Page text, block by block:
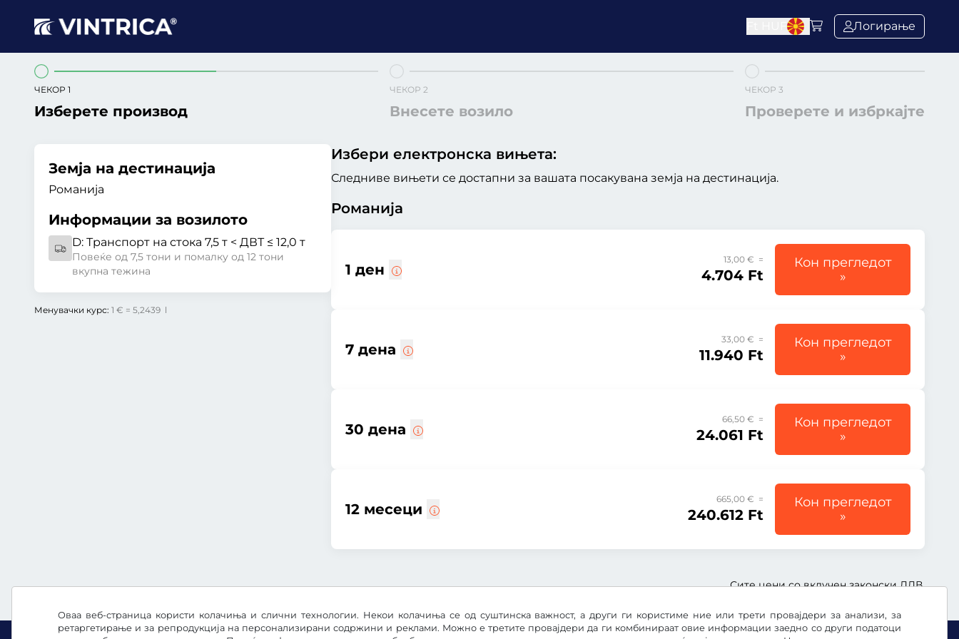
Оваа веб-страница користи колачиња и слични технологии. Некои колачиња се од суштинска важност, а други ги користиме ние или трети провајдери за анализи, за
ретаргетирање и за репродукција на персонализирани содржини и реклами. Можно е третите провајдери да ги комбинираат овие информации заедно со други податоци
Логирање
ЧЕКОР 1
Изберете производ
ЧЕКОР 2
Внесете возило
ЧЕКОР 3
Проверете и избркајте
Земја на дестинација
Романија
Информации за возилото
D: Транспорт на стока 7,5 т < ДВТ ≤ 12,0 т
Повеќе од 7,5 тони и помалку од 12 тони
вкупна тежина
Менувачки курс: 1 € = 5,2439 l
Избери електронска вињета:
Следниве вињети се достапни за вашата посакувана земја на дестинација.
Романија
1 ден
13,00 € =
4.704 Ft
Кон прегледот
»
7 дена
33,00 € =
11.940 Ft
Кон прегледот
»
30 дена
66,50 € =
24.061 Ft
Кон прегледот
»
12 месеци
665,00 € =
240.612 Ft
Кон прегледот
»
Сите цени со вклучен законски ДДВ.